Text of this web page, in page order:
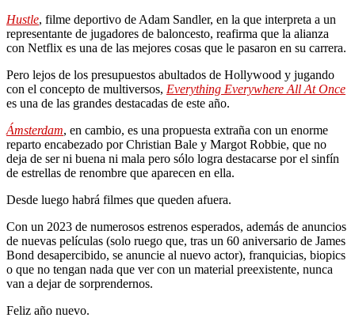
Hustle, filme deportivo de Adam Sandler, en la que interpreta a un
representante de jugadores de baloncesto, reafirma que la alianza
con Netflix es una de las mejores cosas que le pasaron en su carrera.
Pero lejos de los presupuestos abultados de Hollywood y jugando
con el concepto de multiversos, Everything Everywhere All At Once
es una de las grandes destacadas de este año.
Ámsterdam, en cambio, es una propuesta extraña con un enorme
reparto encabezado por Christian Bale y Margot Robbie, que no
deja de ser ni buena ni mala pero sólo logra destacarse por el sinfín
de estrellas de renombre que aparecen en ella.
Desde luego habrá filmes que queden afuera.
Con un 2023 de numerosos estrenos esperados, además de anuncios
de nuevas películas (solo ruego que, tras un 60 aniversario de James
Bond desapercibido, se anuncie al nuevo actor), franquicias, biopics
o que no tengan nada que ver con un material preexistente, nunca
van a dejar de sorprendernos.
Feliz año nuevo.